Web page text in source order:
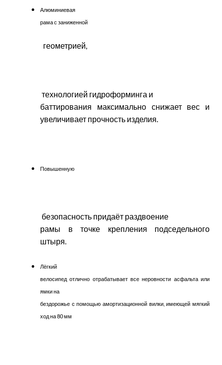
Алюминиевая
рама с заниженной
геометрией,
технологией гидроформинга и
баттирования максимально снижает вес и
увеличивает прочность изделия.
Повышенную
безопасность придаёт раздвоение
рамы в точке крепления подседельного
штыря.
Лёгкий
велосипед отлично отрабатывает все неровности асфальта или
ямки на
бездорожье с помощью амортизационной вилки, имеющей мягкий
ход на 80 мм